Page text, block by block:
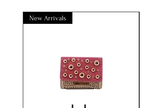
New Arrivals